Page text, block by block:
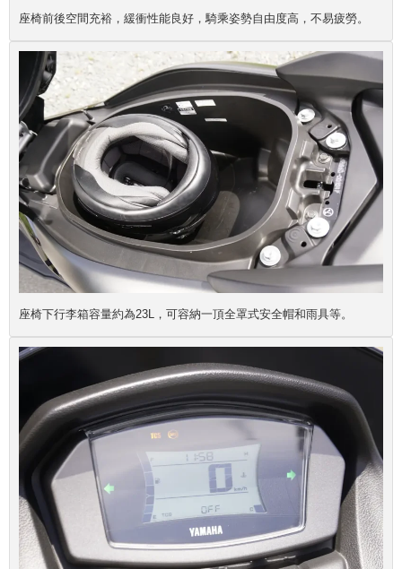
座椅前後空間充裕，緩衝性能良好，騎乘姿勢自由度高，不易疲勞。
座椅下行李箱容量約為23L，可容納一頂全罩式安全帽和雨具等。